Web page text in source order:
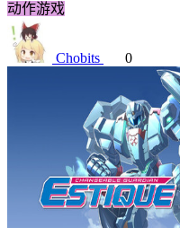
动作游戏
Chobits 0